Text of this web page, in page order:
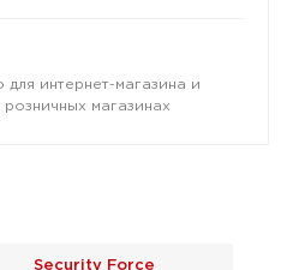
для интернет-магазина и
магазинах
Security Force